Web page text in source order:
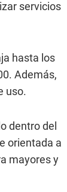
servicios
hasta los
Además,
uso.
dentro del
orientada a
mayores y